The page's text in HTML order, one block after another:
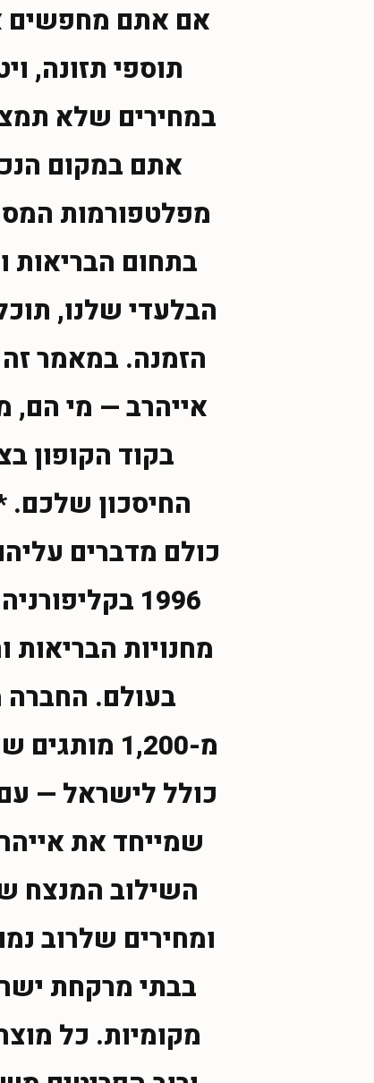
אם אתם מחפשים
תוספי תזונה,
במחירים שלא
מפלטפורמות
בתחום הבריאות
הבלעדי שלנו,
הזמנה. במאמר
אייהרב — מי
בקוד הקופון
החיסכון שלכם.
1996
מחנויות הבריאות
בעולם.
מ-1,200
כולל לישראל —
שמייחד את
השילוב המנצח
ומחירים שלרוב
בבתי מרקחת
מקומיות. כל